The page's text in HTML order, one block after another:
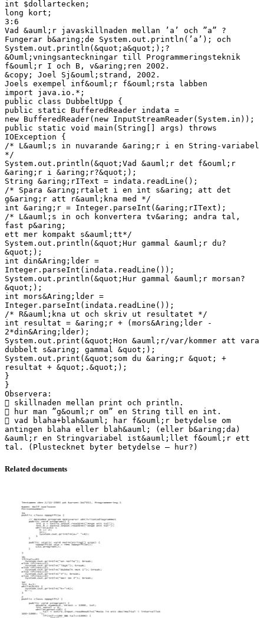
int $dollartecken;
long kort;
3:6
Vad &auml;r javaskillnaden mellan ’a’ och ”a” ?
Fungerar b&aring;de System.out.println(’a’); och
System.out.println(&quot;a&quot;);?
&Ouml;vningsanteckningar till Programmeringsteknik
f&ouml;r I och B, v&aring;ren 2002.
&copy; Joel Sj&ouml;strand, 2002.
Joels exempel inf&ouml;r f&ouml;rsta labben
import java.io.*;
public class DubbeltUpp {
public static BufferedReader indata =
new BufferedReader(new InputStreamReader(System.in));
public static void main(String[] args) throws
IOException {
/* L&auml;s in nuvarande &aring;r i en String-variabel
*/
System.out.println(&quot;Vad &auml;r det f&ouml;r
&aring;r i &aring;r?&quot;);
String &aring;rIText = indata.readLine();
/* Spara &aring;rtalet i en int s&aring; att det
g&aring;r att r&auml;kna med */
int &aring;r = Integer.parseInt(&aring;rIText);
/* L&auml;s in och konvertera tv&aring; andra tal,
fast p&aring;
ett mer kompakt s&auml;tt*/
System.out.println(&quot;Hur gammal &auml;r du?
&quot;);
int din&Aring;lder =
Integer.parseInt(indata.readLine());
System.out.println(&quot;Hur gammal &auml;r morsan?
&quot;);
int mors&Aring;lder =
Integer.parseInt(indata.readLine());
/* R&auml;kna ut och skriv ut resultatet */
int resultat = &aring;r + (mors&Aring;lder -
2*din&Aring;lder);
System.out.print(&quot;Hon &auml;r/var/kommer att vara
dubbelt s&aring; gammal &quot;);
System.out.print(&quot;som du &aring;r &quot; +
resultat + &quot;.&quot;);
}
}
Observera:
 skillnaden mellan print och println.
 hur man ”g&ouml;r om” en String till en int.
 vad blaha+blah&auml; har f&ouml;r betydelse om
antingen blaha eller blah&auml; (eller b&aring;da)
&auml;r en Stringvariabel ist&auml;llet f&ouml;r ett
Related documents